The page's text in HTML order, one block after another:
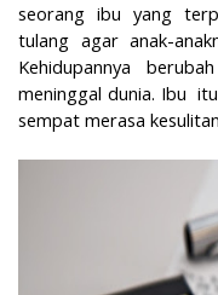
seorang ibu yang
tulang agar anak-
Kehidupannya
meninggal dunia. Ibu
sempat merasa